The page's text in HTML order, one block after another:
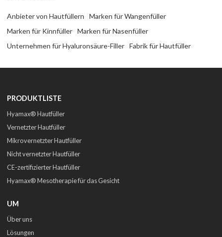
Anbieter von Hautfüllern
Marken für Wangenfüller
Marken für Kinnfüller
Marken für Nasenfüller
Unternehmen für Hyaluronsäure-Filler
Fabrik für Hautfüller
PRODUKTLISTE
Hyamax® Hautfüller
Vernetzter Hautfüller
Mikrovernetzter Hautfüller
Nicht vernetzter Hautfüller
CE-zertifizierter Hautfüller
Hyamax® Mesotherapie für das Gesicht
UM
Über uns
Lösungen